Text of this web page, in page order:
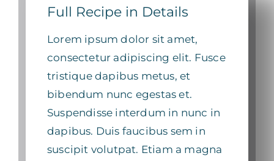
Full Recipe in Details
Lorem ipsum dolor sit amet,
consectetur adipiscing elit. Fusce
tristique dapibus metus, et
bibendum nunc egestas et.
Suspendisse interdum in nunc in
dapibus. Duis faucibus sem in
suscipit volutpat. Etiam a magna